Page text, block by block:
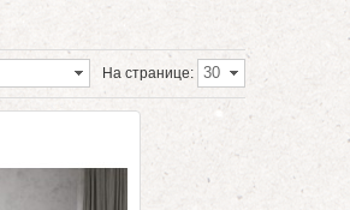
На странице: 30